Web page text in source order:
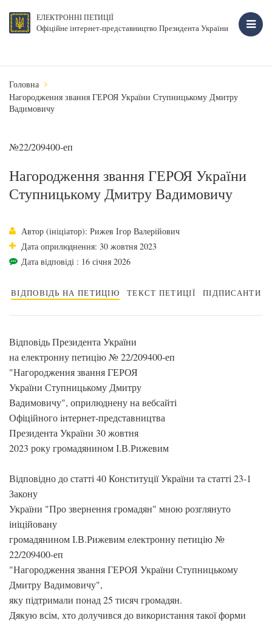
ЕЛЕКТРОННІ ПЕТИЦІЇ
Офіційне інтернет-представництво Президента України
Головна
Нагородження звання ГЕРОЯ України Ступницькому Дмитру
Вадимовичу
№22/209400-еп
Нагородження звання ГЕРОЯ України
Ступницькому Дмитру Вадимовичу
Автор (ініціатор): Рижев Ігор Валерійович
Дата оприлюднення: 30 жовтня 2023
Дата відповіді : 16 січня 2026
ВІДПОВІДЬ НА ПЕТИЦІЮ ТЕКСТ ПЕТИЦІЇ ПІДПИСАНТИ
Відповідь Президента України
на електронну петицію № 22/209400-еп
"Нагородження звання ГЕРОЯ
України Ступницькому Дмитру
Вадимовичу", оприлюднену на вебсайті
Офіційного інтернет-представництва
Президента України 30 жовтня
2023 року громадянином І.В.Рижевим
Відповідно до статті 40 Конституції України та статті 23-1
Закону
України "Про звернення громадян" мною розглянуто
ініційовану
громадянином І.В.Рижевим електронну петицію №
22/209400-еп
"Нагородження звання ГЕРОЯ України Ступницькому
Дмитру Вадимовичу",
яку підтримали понад 25 тисяч громадян.
Дякую всім, хто долучився до використання такої форми